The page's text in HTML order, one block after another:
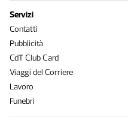
Servizi
Contatti
Pubblicità
CdT Club Card
Viaggi del Corriere
Lavoro
Funebri